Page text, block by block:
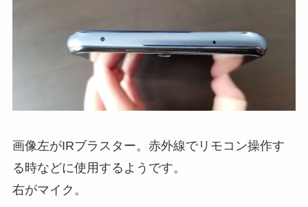
画像左がIRブラスター。赤外線でリモコン操作す
る時などに使用するようです。
右がマイク。